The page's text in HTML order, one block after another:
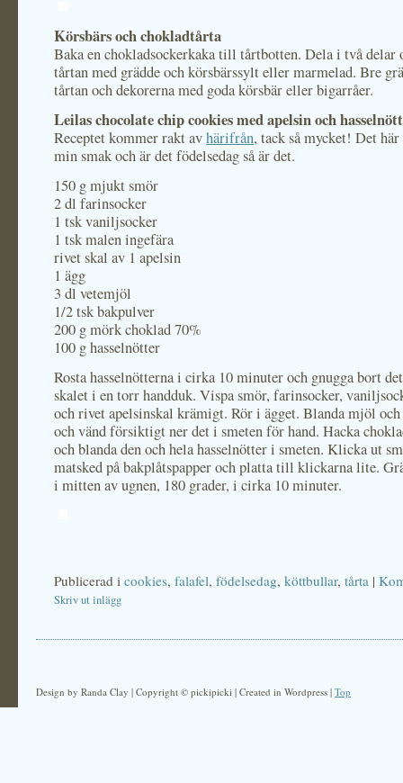
Körsbärs och chokladtårta
Baka en chokladsockerkaka till tårtbotten. Dela i två
tårtan med grädde och körsbärssylt eller marmelad. Bre
tårtan och dekorerna med goda körsbär eller bigarråer.
Leilas chocolate chip cookies med apelsin och
Receptet kommer rakt avhärifrån, tack så mycket! Det
min smak och är det födelsedag så är det.
150 g mjukt smör
2 dl farinsocker
1 tsk vaniljsocker
1 tsk malen ingefära
rivet skal av 1 apelsin
1 ägg
3 dl vetemjöl
1/2 tsk bakpulver
200 g mörk choklad 70%
100 g hasselnötter
Rosta hasselnötterna i cirka 10 minuter och gnugga bort
skalet i en torr handduk. Vispa smör, farinsocker,
och rivet apelsinskal krämigt. Rör i ägget. Blanda mjöl
och vänd försiktigt ner det i smeten för hand. Hacka
och blanda den och hela hasselnötter i smeten. Klicka ut
matsked på bakplåtspapper och platta till klickarna lite.
i mitten av ugnen, 180 grader, i cirka 10 minuter.
Publicerad i cookies, falafel, födelsedag, köttbullar, tårta |
Skriv ut inlägg
Design by Randa Clay | Copyright © pickipicki | Created in Wordpress | Top